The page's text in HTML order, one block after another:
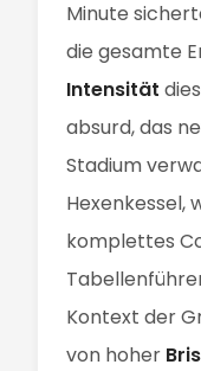
Minute
die gesamte
Intensität
absurd, das
Stadium
Hexenkessel,
komplettes
Kontext der
von hoher